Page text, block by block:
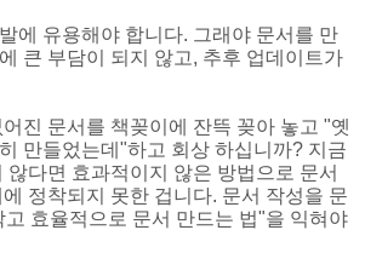
에 유용해야 합니다. 그래야 문서를 만
큰 부담이 되지 않고, 추후 업데이트가
진 문서를 책꽂이에 잔뜩 꽂아 놓고 "옛
만들었는데"하고 회상 하십니까? 지금
않다면 효과적이지 않은 방법으로 문서
정착되지 못한 겁니다. 문서 작성을 문
효율적으로 문서 만드는 법"을 익혀야